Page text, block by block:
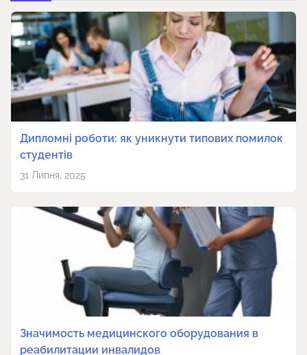
Дипломні роботи: як уникнути типових помилок
студентів
31 Липня, 2025
Значимость медицинского оборудования в
реабилитации инвалидов